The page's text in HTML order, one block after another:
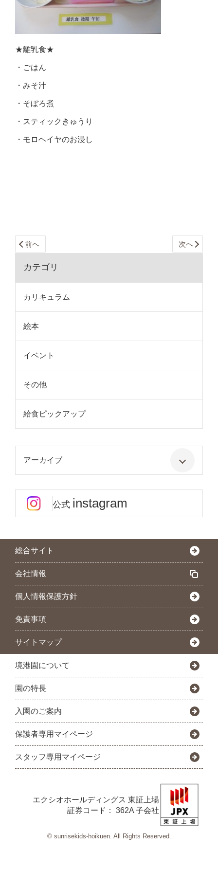
★離乳食★
・ごはん
・みそ汁
・そぼろ煮
・スティックきゅうり
・モロヘイヤのお浸し
前へ 次へ
カテゴリ
カリキュラム
絵本
イベント
その他
給食ピックアップ
アーカイブ
公式 instagram
総合サイト
会社情報
個人情報保護方針
免責事項
サイトマップ
境港園について
園の特長
入園のご案内
保護者専用マイページ
スタッフ専用マイページ
エクシオホールディングス 東証上場
証券コード： 362A 子会社
© sunrisekids-hoikuen. All Rights Reserved.